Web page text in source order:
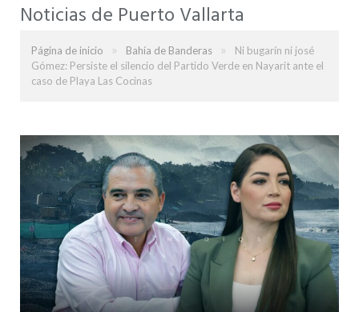
Noticias de Puerto Vallarta
Página de inicio » Bahía de Banderas »
Ni bugarín ni josé
Gómez: Persiste el silencio del Partido Verde en Nayarit ante el
caso de Playa Las Cocinas